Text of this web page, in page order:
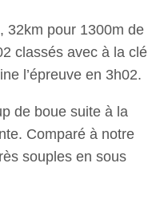
32km pour 1300m de
classés avec à la clé
l’épreuve en 3h02.
de boue suite à la
Comparé à notre
souples en sous